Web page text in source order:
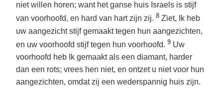
niet willen horen; want het ganse huis Israels is stijf
van voorhoofd, en hard van hart zijn zij. 8 Ziet, Ik heb
uw aangezicht stijf gemaakt tegen hun aangezichten,
en uw voorhoofd stijf tegen hun voorhoofd. 9 Uw
voorhoofd heb Ik gemaakt als een diamant, harder
dan een rots; vrees hen niet, en ontzet u niet voor hun
aangezichten, omdat zij een wederspannig huis zijn.